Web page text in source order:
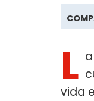
L
vida